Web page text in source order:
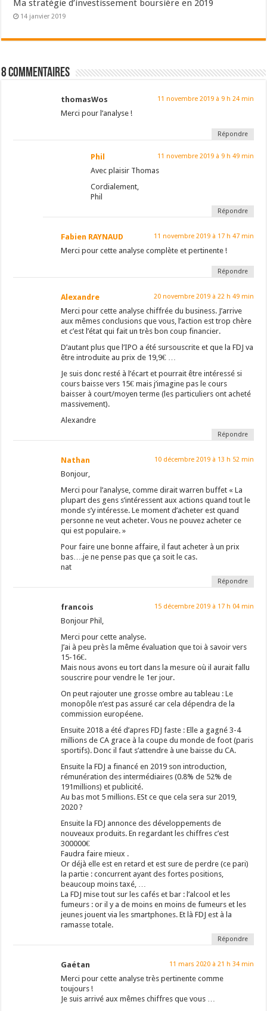
Ma stratégie d’investissement boursière en 2019
14 janvier 2019
8 Commentaires
thomasWos 11 novembre 2019 à 9 h 24 min
Merci pour l’analyse !
Répondre
Phil 11 novembre 2019 à 9 h 49 min
Avec plaisir Thomas
Cordialement,
Phil
Répondre
Fabien RAYNAUD 11 novembre 2019 à 17 h 47 min
Merci pour cette analyse complète et pertinente !
Répondre
Alexandre 20 novembre 2019 à 22 h 49 min
Merci pour cette analyse chiffrée du business. J’arrive
aux mêmes conclusions que vous, l’action est trop chère
et c’est l’état qui fait un très bon coup financier.
D’autant plus que l’IPO a été sursouscrite et que la FDJ va
être introduite au prix de 19,9€ …
Je suis donc resté à l’écart et pourrait être intéressé si
cours baisse vers 15€ mais j’imagine pas le cours
baisser à court/moyen terme (les particuliers ont acheté
massivement).
Alexandre
Répondre
Nathan 10 décembre 2019 à 13 h 52 min
Bonjour,
Merci pour l’analyse, comme dirait warren buffet « La
plupart des gens s’intéressent aux actions quand tout le
monde s’y intéresse. Le moment d’acheter est quand
personne ne veut acheter. Vous ne pouvez acheter ce
qui est populaire. »
Pour faire une bonne affaire, il faut acheter à un prix
bas….je ne pense pas que ça soit le cas.
nat
Répondre
francois 15 décembre 2019 à 17 h 04 min
Bonjour Phil,
Merci pour cette analyse.
J’ai à peu près la même évaluation que toi à savoir vers
15-16€.
Mais nous avons eu tort dans la mesure où il aurait fallu
souscrire pour vendre le 1er jour.
On peut rajouter une grosse ombre au tableau : Le
monopôle n’est pas assuré car cela dépendra de la
commission européene.
Ensuite 2018 a été d’apres FDJ faste : Elle a gagné 3-4
millions de CA grace à la coupe du monde de foot (paris
sportifs). Donc il faut s’attendre à une baisse du CA.
Ensuite la FDJ a financé en 2019 son introduction,
rémunération des intermédiaires (0.8% de 52% de
191millions) et publicité.
Au bas mot 5 millions. ESt ce que cela sera sur 2019,
2020 ?
Ensuite la FDJ annonce des développements de
nouveaux produits. En regardant les chiffres c’est
300000€
Faudra faire mieux .
Or déjà elle est en retard et est sure de perdre (ce pari)
la partie : concurrent ayant des fortes positions,
beaucoup moins taxé, …
La FDJ mise tout sur les cafés et bar : l’alcool et les
fumeurs : or il y a de moins en moins de fumeurs et les
jeunes jouent via les smartphones. Et là FDJ est à la
ramasse totale.
Répondre
Gaétan 11 mars 2020 à 21 h 34 min
Merci pour cette analyse très pertinente comme
toujours !
Je suis arrivé aux mêmes chiffres que vous …